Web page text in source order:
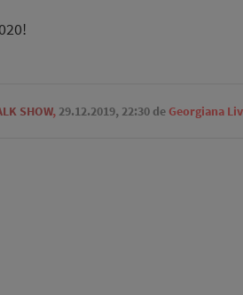
SHOW, 29.12.2019, 22:30 deGeorgiana